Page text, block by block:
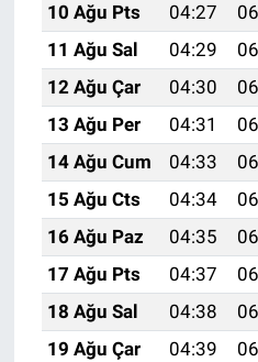
10 Ağu Pts
04:27
11 Ağu Sal
04:29
12 Ağu Çar
04:30
13 Ağu Per
04:31
14 Ağu Cum
04:33
15 Ağu Cts
04:34
16 Ağu Paz
04:35
17 Ağu Pts
04:37
18 Ağu Sal
04:38
19 Ağu Çar
04:39